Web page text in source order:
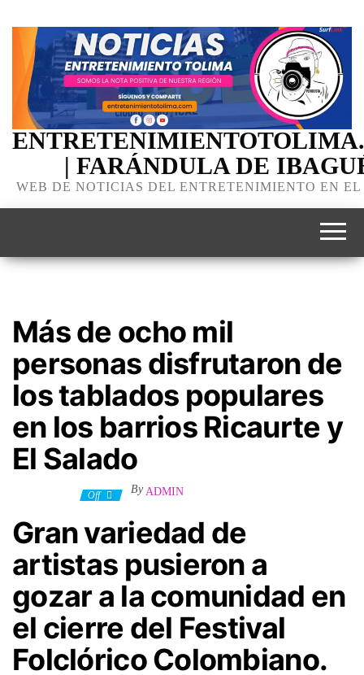
| FARÁNDULA DE
WEB DE NOTICIAS DEL ENTRETENIMIENTO EN
Más de ocho mil
personas disfrutaron de
los tablados populares
en los barrios Ricaurte y
El Salado
Off By ADMIN
Gran variedad de
artistas pusieron a
gozar a la comunidad en
el cierre del Festival
Folclórico Colombiano.